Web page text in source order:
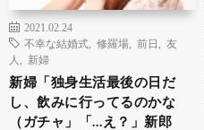
2021.02.24
不幸な結婚式
修羅場 前日
友
人
新婦
新婦「独身生活最後の日だ
し、飲みに行ってるのかな
（ガチャ」「…え？」新郎